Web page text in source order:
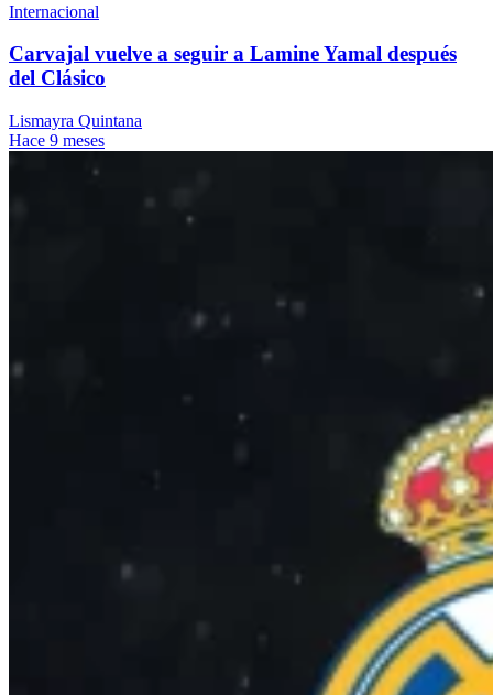
Internacional
Carvajal vuelve a seguir a Lamine Yamal después
del Clásico
Lismayra Quintana
Hace 9 meses